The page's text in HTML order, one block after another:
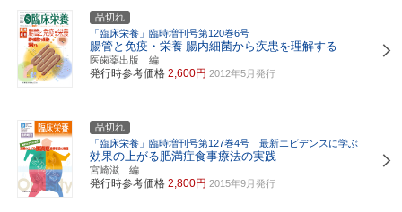
品切れ
「臨床栄養」臨時増刊号第120巻6号
腸管と免疫・栄養 腸内細菌から疾患を理解する
医歯薬出版 編
発行時参考価格 2,600円 2012年5月発行
品切れ
「臨床栄養」臨時増刊号第127巻4号 最新エビデンスに学ぶ
効果の上がる肥満症食事療法の実践
宮崎滋 編
発行時参考価格 2,800円 2015年9月発行